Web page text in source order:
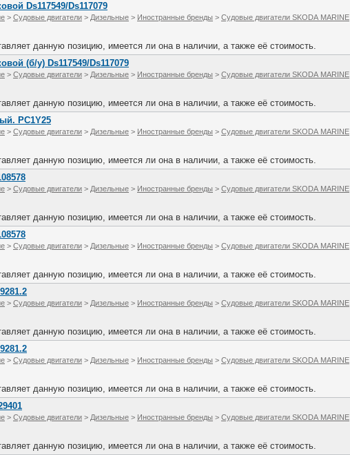
Ds117549/Ds117079
> Судовые двигатели > Дизельные > Иностранные бренды > Судовые двигатели SKODA MARINE
данную позицию, имеется ли она в наличии, а также её стоимость.
(б/у) Ds117549/Ds117079
> Судовые двигатели > Дизельные > Иностранные бренды > Судовые двигатели SKODA MARINE
данную позицию, имеется ли она в наличии, а также её стоимость.
PC1Y25
> Судовые двигатели > Дизельные > Иностранные бренды > Судовые двигатели SKODA MARINE
данную позицию, имеется ли она в наличии, а также её стоимость.
> Судовые двигатели > Дизельные > Иностранные бренды > Судовые двигатели SKODA MARINE
данную позицию, имеется ли она в наличии, а также её стоимость.
> Судовые двигатели > Дизельные > Иностранные бренды > Судовые двигатели SKODA MARINE
данную позицию, имеется ли она в наличии, а также её стоимость.
> Судовые двигатели > Дизельные > Иностранные бренды > Судовые двигатели SKODA MARINE
данную позицию, имеется ли она в наличии, а также её стоимость.
> Судовые двигатели > Дизельные > Иностранные бренды > Судовые двигатели SKODA MARINE
данную позицию, имеется ли она в наличии, а также её стоимость.
> Судовые двигатели > Дизельные > Иностранные бренды > Судовые двигатели SKODA MARINE
данную позицию, имеется ли она в наличии, а также её стоимость.